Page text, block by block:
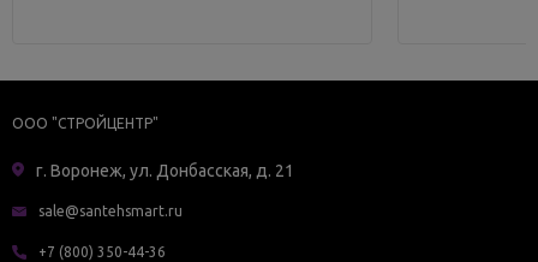
ООО "СТРОЙЦЕНТР"
г. Воронеж, ул. Донбасская, д. 21
sale@santehsmart.ru
+7 (800) 350-44-36